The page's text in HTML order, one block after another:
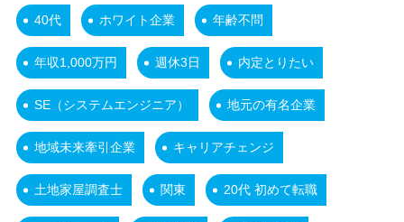
40代 ホワイト企業 年齢不問
年収1,000万円 週休3日 内定とりたい
SE（システムエンジニア） 地元の有名企業
地域未来牽引企業 キャリアチェンジ
土地家屋調査士 関東 20代 初めて転職